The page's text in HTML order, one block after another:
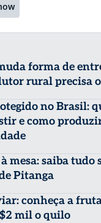
forma de
rural precisa
no Brasil:
e como
mesa: saiba tudo
Pitanga
conheça a
mil o quilo